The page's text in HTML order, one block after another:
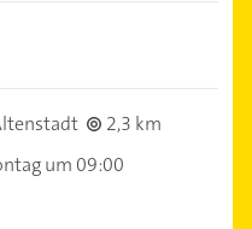
2,3 km
um 09:00